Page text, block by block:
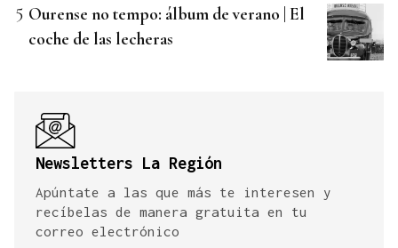
Ourense no tempo: álbum de verano | El
coche de las lecheras
Newsletters La Región
Apúntate a las que más te interesen y
recíbelas de manera gratuita en tu
correo electrónico